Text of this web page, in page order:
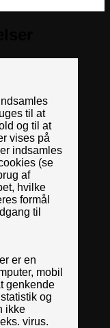
til at
og til at
vises på
indsamles
(se
af
hvilke
formål
til
er en
mobil
genkende
og
ikke
virus.